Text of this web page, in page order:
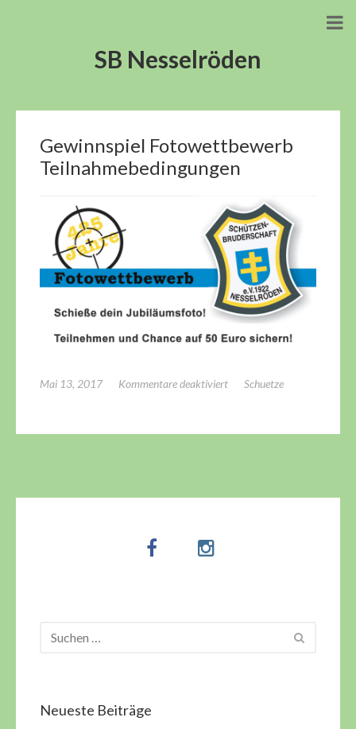
SB Nesselröden
Gewinnspiel Fotowettbewerb
Teilnahmebedingungen
Mai 13, 2017 Kommentare deaktiviertfür
Teilnahmebedingungen
Schuetze
Neueste Beiträge